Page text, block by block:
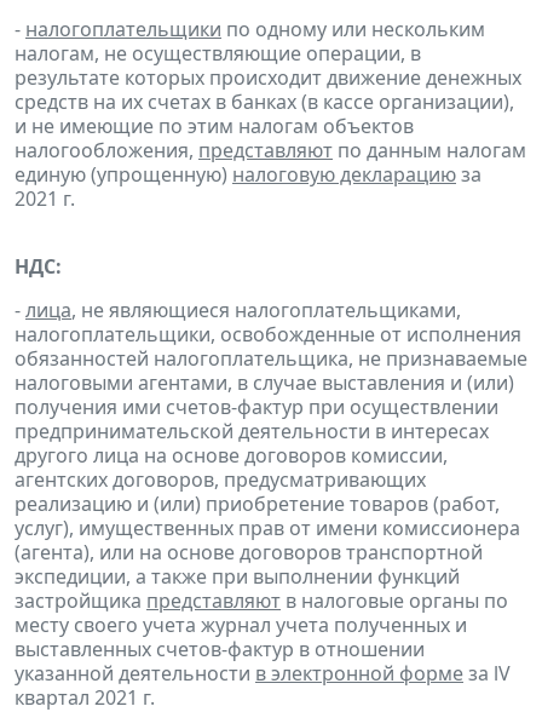
- налогоплательщики по одному или нескольким
налогам, не осуществляющие операции, в
результате которых происходит движение денежных
средств на их счетах в банках (в кассе организации),
и не имеющие по этим налогам объектов
налогообложения, представляют по данным налогам
единую (упрощенную) налоговую декларациюза
2021 г.
НДС:
-лица, не являющиеся налогоплательщиками,
налогоплательщики, освобожденные от исполнения
обязанностей налогоплательщика, не признаваемые
налоговыми агентами, в случае выставления и (или)
получения ими счетов-фактур при осуществлении
предпринимательской деятельности в интересах
другого лица на основе договоров комиссии,
агентских договоров, предусматривающих
реализацию и (или) приобретение товаров (работ,
услуг), имущественных прав от имени комиссионера
(агента), или на основе договоров транспортной
экспедиции, а также при выполнении функций
застройщика представляют в налоговые органы по
месту своего учета журнал учета полученных и
выставленных счетов-фактур в отношении
указанной деятельности в электронной формеза lV
квартал 2021 г.